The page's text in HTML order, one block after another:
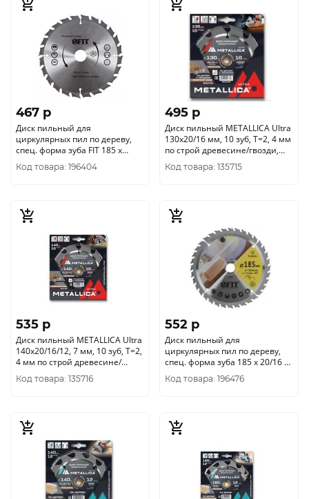
467 p
Диск пильный для
циркулярных пил по дереву,
спец. форма зуба FIT 185 х
20/16 х 24Т
Код товара: 196404
495 p
Диск пильный METALLICA Ultra
130x20/16 мм, 10 зуб, Т=2, 4 мм
по строй древесине/гвозди,
903728
Код товара: 135715
535 p
Диск пильный METALLICA Ultra
140x20/16/12, 7 мм, 10 зуб, Т=2,
4 мм по строй древесине/
гвозди, 903735
Код товара: 135716
552 p
Диск пильный для
циркулярных пил по дереву,
спец. форма зуба 185 х 20/16 х
36Т
Код товара: 196476